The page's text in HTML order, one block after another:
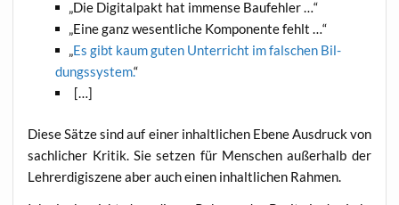
Die Digi­tal­pakt hat immense Baufehler …“
Eine ganz wesent­li­che Kom­po­nen­te fehlt …“
Es gibt kaum guten Unter­richt im fal­schen Bil­
dungs­sys­tem.“
[…]
Die­se Sät­ze sind auf einer inhalt­li­chen Ebe­ne Aus­druck von
sach­li­cher Kri­tik. Sie set­zen für Men­schen außer­halb der
Leh­rer­di­gi­sze­ne aber auch einen inhalt­li­chen Rahmen.